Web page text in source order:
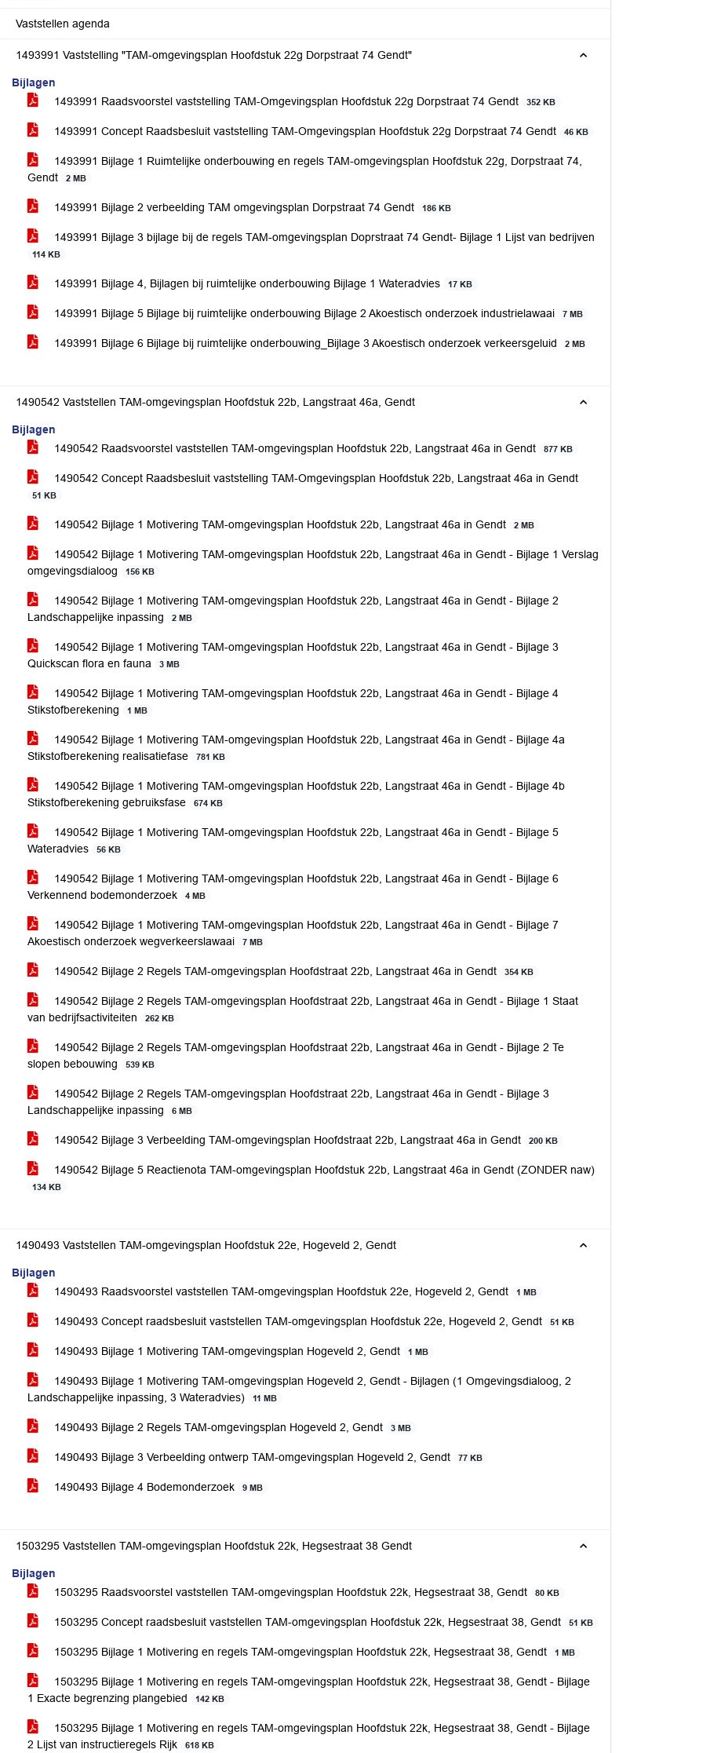
Vaststellen agenda
1493991 Vaststelling "TAM-omgevingsplan Hoofdstuk 22g Dorpstraat 74 Gendt"
Bijlagen
1493991 Raadsvoorstel vaststelling TAM-Omgevingsplan Hoofdstuk 22g Dorpstraat 74 Gendt
352 KB
1493991 Concept Raadsbesluit vaststelling TAM-Omgevingsplan Hoofdstuk 22g Dorpstraat 74 Gendt 46 KB
1493991 Bijlage 1 Ruimtelijke onderbouwing en regels TAM-omgevingsplan Hoofdstuk 22g, Dorpstraat 74,
Gendt
2 MB
1493991 Bijlage 2 verbeelding TAM omgevingsplan Dorpstraat 74 Gendt 186 KB
1493991 Bijlage 3 bijlage bij de regels TAM-omgevingsplan Doprstraat 74 Gendt- Bijlage 1 Lijst van bedrijven
114 KB
1493991 Bijlage 4, Bijlagen bij ruimtelijke onderbouwing Bijlage 1 Wateradvies 17 KB
1493991 Bijlage 5 Bijlage bij ruimtelijke onderbouwing Bijlage 2 Akoestisch onderzoek industrielawaai 7 MB
1493991 Bijlage 6 Bijlage bij ruimtelijke onderbouwing_Bijlage 3 Akoestisch onderzoek verkeersgeluid 2 MB
1490542 Vaststellen TAM-omgevingsplan Hoofdstuk 22b, Langstraat 46a, Gendt
Bijlagen
1490542 Raadsvoorstel vaststellen TAM-omgevingsplan Hoofdstuk 22b, Langstraat 46a in Gendt
877 KB
1490542 Concept Raadsbesluit vaststelling TAM-Omgevingsplan Hoofdstuk 22b, Langstraat 46a in Gendt
51 KB
1490542 Bijlage 1 Motivering TAM-omgevingsplan Hoofdstuk 22b, Langstraat 46a in Gendt 2 MB
1490542 Bijlage 1 Motivering TAM-omgevingsplan Hoofdstuk 22b, Langstraat 46a in Gendt - Bijlage 1 Verslag
omgevingsdialoog
156 KB
1490542 Bijlage 1 Motivering TAM-omgevingsplan Hoofdstuk 22b, Langstraat 46a in Gendt - Bijlage 2
Landschappelijke inpassing
2 MB
1490542 Bijlage 1 Motivering TAM-omgevingsplan Hoofdstuk 22b, Langstraat 46a in Gendt - Bijlage 3
Quickscan flora en fauna
3 MB
1490542 Bijlage 1 Motivering TAM-omgevingsplan Hoofdstuk 22b, Langstraat 46a in Gendt - Bijlage 4
Stikstofberekening
1 MB
1490542 Bijlage 1 Motivering TAM-omgevingsplan Hoofdstuk 22b, Langstraat 46a in Gendt - Bijlage 4a
Stikstofberekening realisatiefase
781 KB
1490542 Bijlage 1 Motivering TAM-omgevingsplan Hoofdstuk 22b, Langstraat 46a in Gendt - Bijlage 4b
Stikstofberekening gebruiksfase
674 KB
1490542 Bijlage 1 Motivering TAM-omgevingsplan Hoofdstuk 22b, Langstraat 46a in Gendt - Bijlage 5
Wateradvies
56 KB
1490542 Bijlage 1 Motivering TAM-omgevingsplan Hoofdstuk 22b, Langstraat 46a in Gendt - Bijlage 6
Verkennend bodemonderzoek
4 MB
1490542 Bijlage 1 Motivering TAM-omgevingsplan Hoofdstuk 22b, Langstraat 46a in Gendt - Bijlage 7
Akoestisch onderzoek wegverkeerslawaai
7 MB
1490542 Bijlage 2 Regels TAM-omgevingsplan Hoofdstraat 22b, Langstraat 46a in Gendt 354 KB
1490542 Bijlage 2 Regels TAM-omgevingsplan Hoofdstraat 22b, Langstraat 46a in Gendt - Bijlage 1 Staat
van bedrijfsactiviteiten
262 KB
1490542 Bijlage 2 Regels TAM-omgevingsplan Hoofdstraat 22b, Langstraat 46a in Gendt - Bijlage 2 Te
slopen bebouwing
539 KB
1490542 Bijlage 2 Regels TAM-omgevingsplan Hoofdstraat 22b, Langstraat 46a in Gendt - Bijlage 3
Landschappelijke inpassing
6 MB
1490542 Bijlage 3 Verbeelding TAM-omgevingsplan Hoofdstraat 22b, Langstraat 46a in Gendt 200 KB
1490542 Bijlage 5 Reactienota TAM-omgevingsplan Hoofdstuk 22b, Langstraat 46a in Gendt (ZONDER naw)
134 KB
1490493 Vaststellen TAM-omgevingsplan Hoofdstuk 22e, Hogeveld 2, Gendt
Bijlagen
1490493 Raadsvoorstel vaststellen TAM-omgevingsplan Hoofdstuk 22e, Hogeveld 2, Gendt
1 MB
1490493 Concept raadsbesluit vaststellen TAM-omgevingsplan Hoofdstuk 22e, Hogeveld 2, Gendt 51 KB
1490493 Bijlage 1 Motivering TAM-omgevingsplan Hogeveld 2, Gendt 1 MB
1490493 Bijlage 1 Motivering TAM-omgevingsplan Hogeveld 2, Gendt - Bijlagen (1 Omgevingsdialoog, 2
Landschappelijke inpassing, 3 Wateradvies)
11 MB
1490493 Bijlage 2 Regels TAM-omgevingsplan Hogeveld 2, Gendt 3 MB
1490493 Bijlage 3 Verbeelding ontwerp TAM-omgevingsplan Hogeveld 2, Gendt 77 KB
1490493 Bijlage 4 Bodemonderzoek 9 MB
1503295 Vaststellen TAM-omgevingsplan Hoofdstuk 22k, Hegsestraat 38 Gendt
Bijlagen
1503295 Raadsvoorstel vaststellen TAM-omgevingsplan Hoofdstuk 22k, Hegsestraat 38, Gendt
80 KB
1503295 Concept raadsbesluit vaststellen TAM-omgevingsplan Hoofdstuk 22k, Hegsestraat 38, Gendt 51 KB
1503295 Bijlage 1 Motivering en regels TAM-omgevingsplan Hoofdstuk 22k, Hegsestraat 38, Gendt 1 MB
1503295 Bijlage 1 Motivering en regels TAM-omgevingsplan Hoofdstuk 22k, Hegsestraat 38, Gendt - Bijlage
1 Exacte begrenzing plangebied
142 KB
1503295 Bijlage 1 Motivering en regels TAM-omgevingsplan Hoofdstuk 22k, Hegsestraat 38, Gendt - Bijlage
2 Lijst van instructieregels Rijk
618 KB